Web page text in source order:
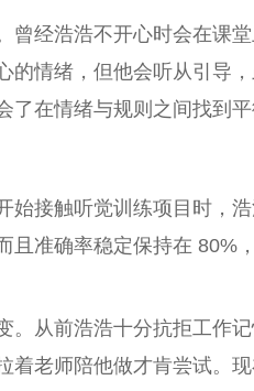
曾经浩浩不开心时会在课
的情绪，但他会听从引导
了在情绪与规则之间找到 平
始接触听觉训练项目时，
且准确率稳定保持在 80%
。从前浩浩十分抗拒工作
老师陪他做才肯尝试。现